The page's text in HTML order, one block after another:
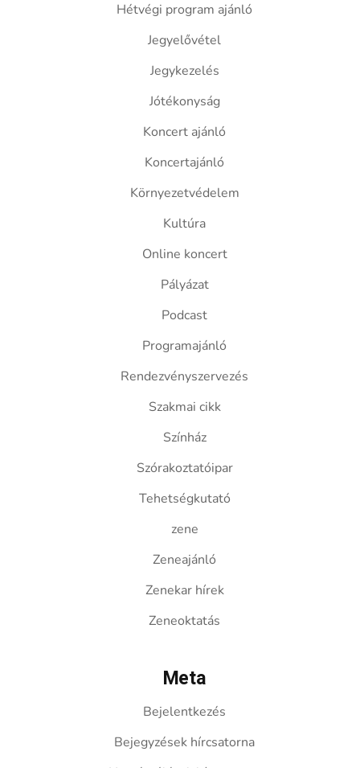
Hétvégi program ajánló
Jegyelővétel
Jegykezelés
Jótékonyság
Koncert ajánló
Koncertajánló
Környezetvédelem
Kultúra
Online koncert
Pályázat
Podcast
Programajánló
Rendezvényszervezés
Szakmai cikk
Színház
Szórakoztatóipar
Tehetségkutató
zene
Zeneajánló
Zenekar hírek
Zeneoktatás
Meta
Bejelentkezés
Bejegyzések hírcsatorna